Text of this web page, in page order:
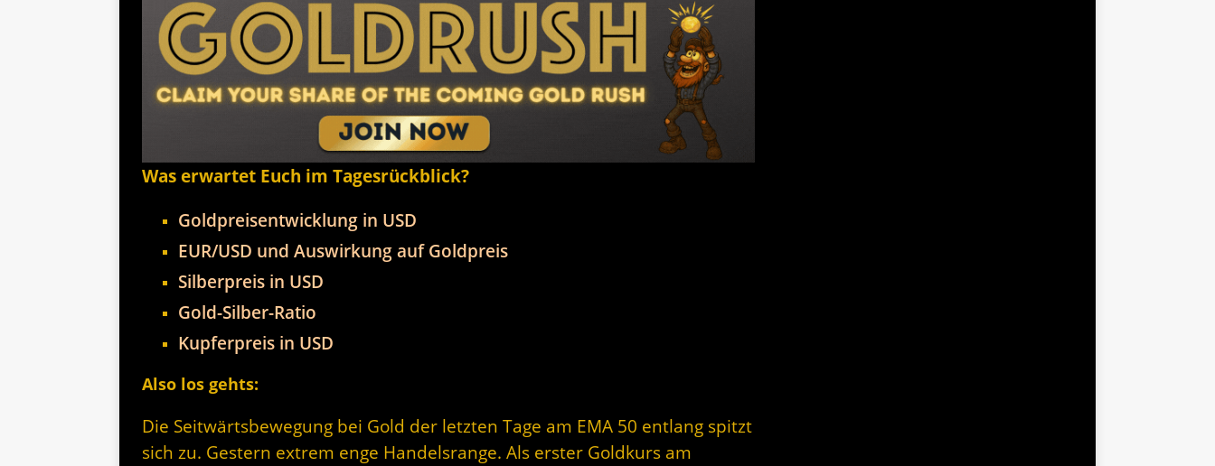
Was erwartet Euch im Tagesrückblick?
Goldpreisentwicklung in USD
EUR/USD und Auswirkung auf Goldpreis
Silberpreis in USD
Gold-Silber-Ratio
Kupferpreis in USD
Also los gehts:
Die Seitwärtsbewegung bei Gold der letzten Tage am EMA 50 entlang spitzt
sich zu. Gestern extrem enge Handelsrange. Als erster Goldkurs am